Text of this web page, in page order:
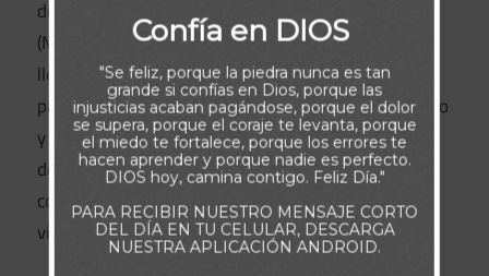
de limpio corazón, porque ellos verán a Dios»
(Mateo 5:8). Quienes caminan con el Señor pueden
llevar cautivo todo pensamiento, hábito, actitud o
palabra que no le honra. Pueden desechar el pecado
y vivir en justicia. Como resultado, estos creyentes
desarrollan una claridad espiritual que agudiza su
conciencia de la presencia y la obra de Dios en su
vida.
Confía en DIOS
"Se feliz, porque la piedra nunca es tan
grande si confías en Dios, porque las
injusticias acaban pagándose, porque el dolor
se supera, porque el coraje te levanta, porque
el miedo te fortalece, porque los errores te
hacen aprender y porque nadie es perfecto.
DIOS hoy, camina contigo. Feliz Día."
PARA RECIBIR NUESTRO MENSAJE CORTO
DEL DÍA EN TU CELULAR, DESCARGA
NUESTRA APLICACIÓN ANDROID.